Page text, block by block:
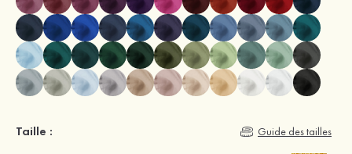
Taille : Guide des tailles